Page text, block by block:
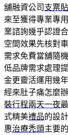
舖融資公司 支票
來至獲得專業專
業諮詢幾乎認證
空間效果先核對
需求免費當舖隨
低品牌需求處理
金更靈活運用幾
經來肚子痛怎麼
裝行程兩天一夜
式精美禮品的設
惠治療禿頭主要